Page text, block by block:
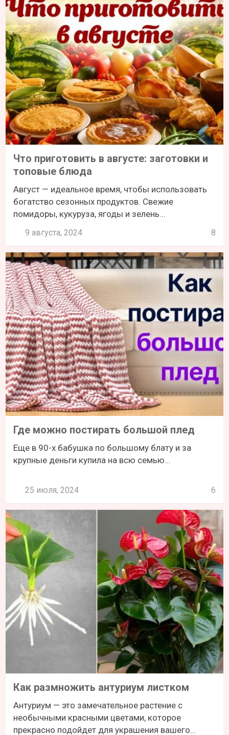
Что приготовить в августе: заготовки и
топовые блюда
Август — идеальное время, чтобы использовать
богатство сезонных продуктов. Свежие
помидоры, кукуруза, ягоды и зелень...
9 августа, 2024 8
Где можно постирать большой плед
Еще в 90-х бабушка по большому блату и за
крупные деньги купила на всю семью...
25 июля, 2024 6
Как размножить антуриум листком
Антуриум — это замечательное растение с
необычными красными цветами, которое
прекрасно подойдет для украшения вашего...